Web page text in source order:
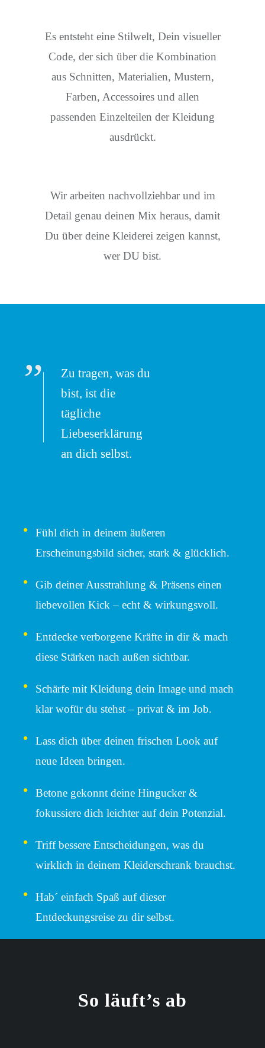
Es entsteht eine Stilwelt, Dein visueller
Code, der sich über die Kombination
aus Schnitten, Materialien, Mustern,
Farben, Accessoires und allen
passenden Einzelteilen der Kleidung
ausdrückt.
Wir arbeiten nachvollziehbar und im
Detail genau deinen Mix heraus, damit
Du über deine Kleiderei zeigen kannst,
wer DU bist.
”
Zu tragen, was du
bist, ist die
tägliche
Liebeserklärung
an dich selbst.
Fühl dich in deinem äußeren
Erscheinungsbild sicher, stark & glücklich.
Gib deiner Ausstrahlung & Präsens einen
liebevollen Kick – echt & wirkungsvoll.
Entdecke verborgene Kräfte in dir & mach
diese Stärken nach außen sichtbar.
Schärfe mit Kleidung dein Image und mach
klar wofür du stehst – privat & im Job.
Lass dich über deinen frischen Look auf
neue Ideen bringen.
Betone gekonnt deine Hingucker &
fokussiere dich leichter auf dein Potenzial.
Triff bessere Entscheidungen, was du
wirklich in deinem Kleiderschrank brauchst.
Hab´ einfach Spaß auf dieser
Entdeckungsreise zu dir selbst.
So läuft’s ab